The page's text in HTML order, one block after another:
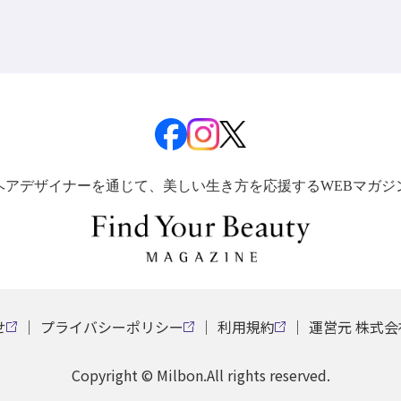
アデザイナーを通じて、美しい生き方を応援するWEBマガジ
プライバシーポリシー 利用規約 運営元 株式
Copyright © Milbon.All rights reserved.